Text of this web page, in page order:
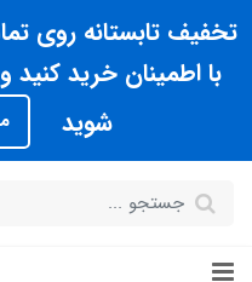
تخفیف تابستانه روی
با اطمینان خرید
شوید